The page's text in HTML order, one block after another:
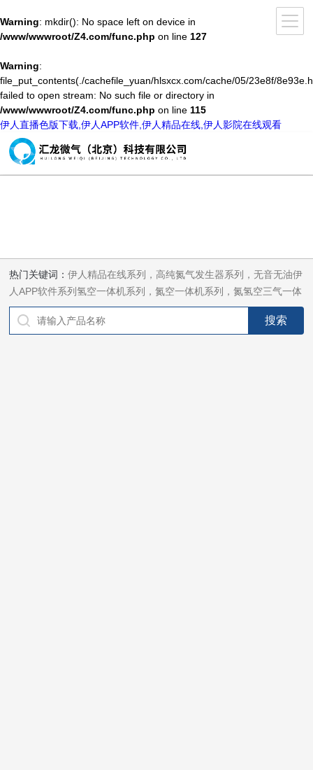
Warning: mkdir(): No space left on device in
/www/wwwroot/Z4.com/func.php on line 127
Warning:
file_put_contents(./cachefile_yuan/hlsxcx.com/cache/05/23e8f/
failed to open stream: No such file or directory in
/www/wwwroot/Z4.com/func.php on line 115
伊人直播色版下载,伊人APP软件,伊人精品在线,伊人影院在线观看
热门关键词：伊人精品在线系列，高纯氮气发生器系列，无音无油伊
人APP软件系列氢空一体机系列，氮空一体机系列，氮氢空三气一体
机系列，气体净化器系列，代理日本DKK-TOA水质分析，水质检测
仪器，代理南韩SitekPH/离子计，DO计，电导计，多功能计，